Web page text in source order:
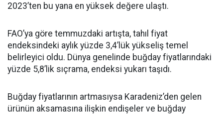
2023’ten bu yana en yüksek değere ulaştı.
FAO’ya göre temmuzdaki artışta, tahıl fiyat
endeksindeki aylık yüzde 3,4’lük yükseliş temel
belirleyici oldu. Dünya genelinde buğday fiyatlarındaki
yüzde 5,8’lik sıçrama, endeksi yukarı taşıdı.
Buğday fiyatlarının artmasıysa Karadeniz’den gelen
ürünün aksamasına ilişkin endişeler ve buğday